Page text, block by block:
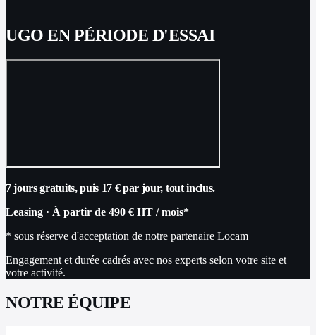
UGO EN PÉRIODE D'ESSAI
7 jours gratuits, puis 17 € par jour, tout inclus.
Leasing · À partir de 490 € HT / mois*
* sous réserve d'acceptation de notre partenaire Locam
Engagement et durée cadrés avec nos experts selon votre site et
votre activité.
NOTRE ÉQUIPE